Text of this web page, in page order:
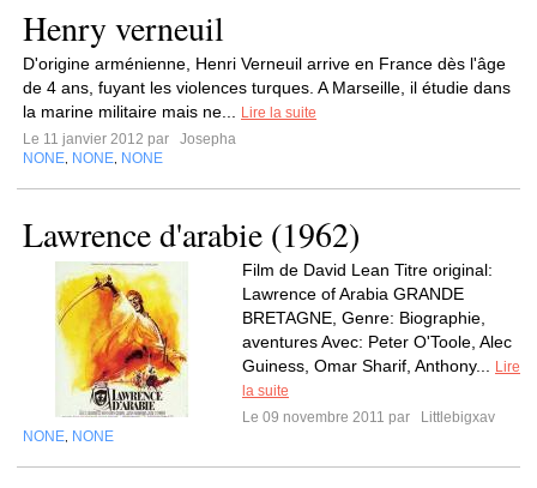
Henry verneuil
D'origine arménienne, Henri Verneuil arrive en France dès l'âge
de 4 ans, fuyant les violences turques. A Marseille, il étudie dans
la marine militaire mais ne...
Lire la suite
Le 11 janvier 2012 par
Josepha
NONE NONE NONE
Lawrence d'arabie (1962)
Film de David Lean Titre original:
Lawrence of Arabia GRANDE
BRETAGNE, Genre: Biographie,
aventures Avec: Peter O'Toole, Alec
Guiness, Omar Sharif, Anthony...
Lire
la suite
Le 09 novembre 2011 par
Littlebigxav
NONE NONE